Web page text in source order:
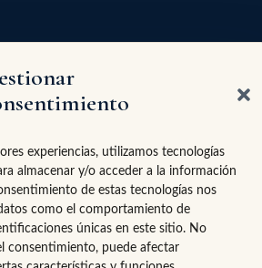
experiencias, utilizamos tecnologías
almacenar y/o acceder a la información
de estas tecnologías nos
como el comportamiento de
únicas en este sitio. No
consentimiento, puede afectar
GOURMET
gourmet, restaurante, hotel
delicatessen, puedes solicitar
sobre Villaberries.